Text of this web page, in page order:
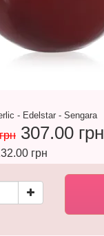
- Edelstar - Sengara
307.00 грн
грн